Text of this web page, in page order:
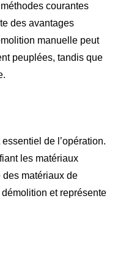
courantes
des avantages
manuelle peut
peuplées, tandis que
de l’opération.
les matériaux
matériaux de
et représente